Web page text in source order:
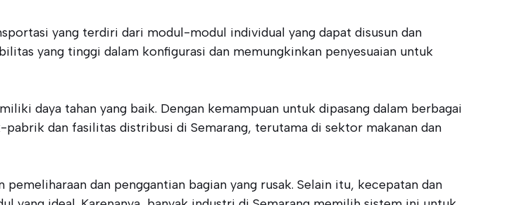
yang terdiri dari modul-modul individual yang dapat disusun dan
yang tinggi dalam konfigurasi dan memungkinkan penyesuaian untuk
daya tahan yang baik. Dengan kemampuan untuk dipasang dalam berbagai
dan fasilitas distribusi di Semarang, terutama di sektor makanan dan
dan penggantian bagian yang rusak. Selain itu, kecepatan dan